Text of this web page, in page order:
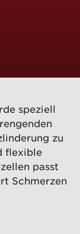
speziell
zu
flexible
passt
Schmerzen